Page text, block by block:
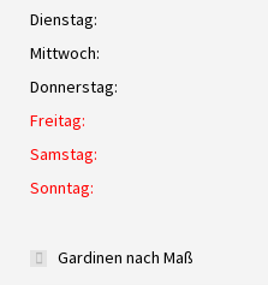
Dienstag:
Mittwoch:
Donnerstag:
Freitag:
Samstag:
Sonntag:
Gardinen nach Maß